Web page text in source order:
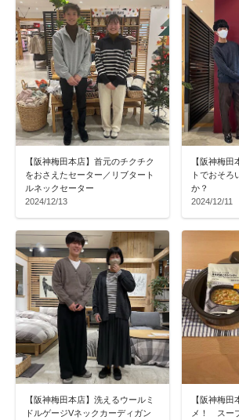
【阪神梅田本店】首元のチクチク
をおさえたセーター／リブタート
ルネックセーター
2024/12/13
【阪神梅
トでおそろ
か？
2024/12/11
【阪神梅田本店】洗えるウールミ
ドルゲージVネックカーディガン
【阪神梅
メ！ スー